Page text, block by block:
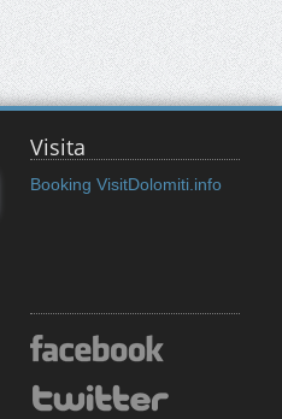
Visita
Booking VisitDolomiti.info